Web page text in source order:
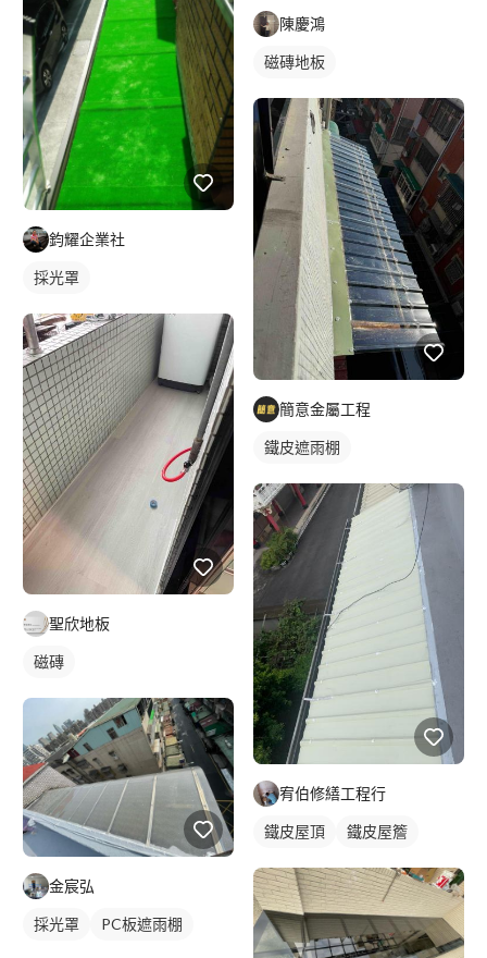
鈞耀企業社
採光罩
聖欣地板
磁磚
金宸弘
採光罩 PC板遮雨棚
陳慶鴻
磁磚地板
簡意金屬工程
鐵皮遮雨棚
宥伯修繕工程行
鐵皮屋頂 鐵皮屋簷